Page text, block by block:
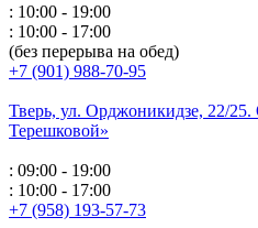
: 10:00 - 19:00
: 10:00 - 17:00
(без перерыва на обед)
+7 (901) 988-70-95
Тверь, ул. Орджоникидзе, 22/25.
Терешковой»
: 09:00 - 19:00
: 10:00 - 17:00
+7 (958) 193-57-73